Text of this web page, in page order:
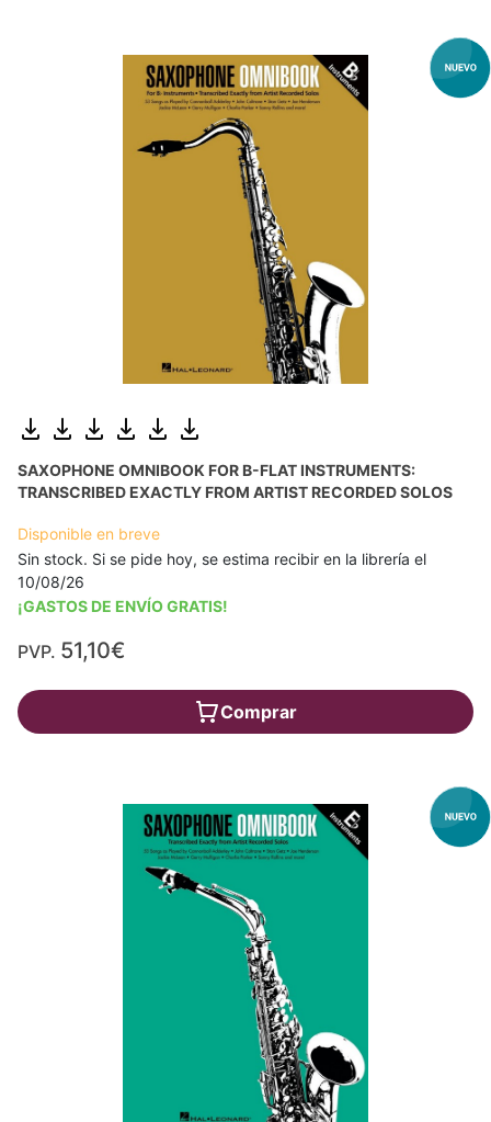
SAXOPHONE OMNIBOOK FOR B-FLAT INSTRUMENTS:
TRANSCRIBED EXACTLY FROM ARTIST RECORDED SOLOS
Disponible en breve
Sin stock. Si se pide hoy, se estima recibir en la librería el
10/08/26
¡GASTOS DE ENVÍO GRATIS!
PVP. 51,10€
Comprar